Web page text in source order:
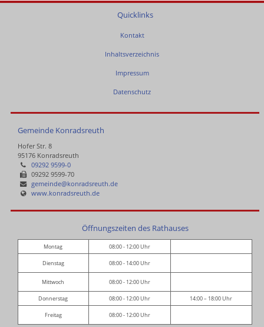
Quicklinks
Kontakt
Inhaltsverzeichnis
Impressum
Datenschutz
Gemeinde Konradsreuth
Hofer Str. 8
95176 Konradsreuth
09292 9599-0
09292 9599-70
gemeinde@konradsreuth.de
www.konradsreuth.de
Öffnungszeiten des Rathauses
Montag 08:00 - 12:00 Uhr
Dienstag 08:00 - 14:00 Uhr
Mittwoch 08:00 - 12:00 Uhr
Donnerstag 08:00 - 12:00 Uhr 14:00 – 18:00 Uhr
Freitag 08:00 - 12:00 Uhr